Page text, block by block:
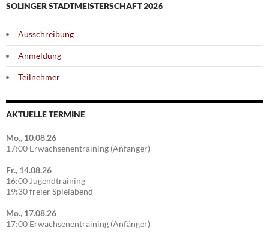
SOLINGER STADTMEISTERSCHAFT 2026
Ausschreibung
Anmeldung
Teilnehmer
AKTUELLE TERMINE
Mo., 10.08.26
17:00 Erwachsenentraining (Anfänger)
Fr., 14.08.26
16:00 Jugendtraining
19:30 freier Spielabend
Mo., 17.08.26
17:00 Erwachsenentraining (Anfänger)